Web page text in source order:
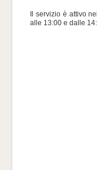
Il servizio è attivo
alle 13:00 e dalle